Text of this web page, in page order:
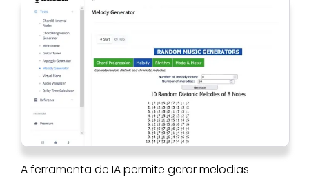
A ferramenta de IA permite gerar melodias